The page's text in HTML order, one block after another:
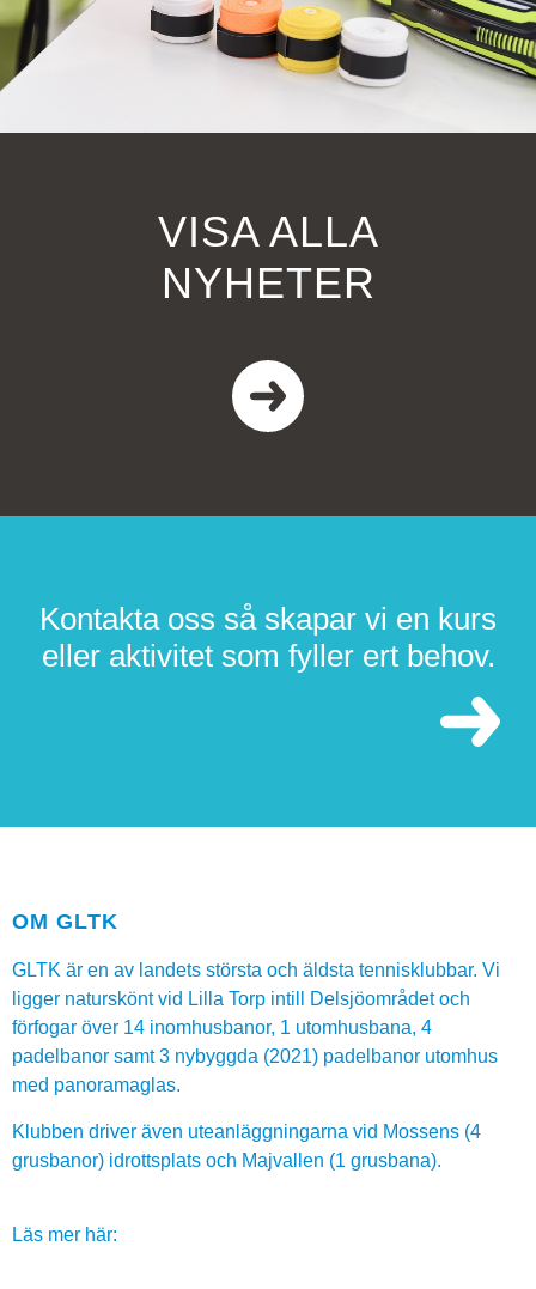
VISA ALLA
NYHETER
Kontakta oss så skapar vi en kurs
eller aktivitet som fyller ert behov.
OM GLTK
GLTK är en av landets största och äldsta tennisklubbar. Vi
ligger naturskönt vid Lilla Torp intill Delsjöområdet och
förfogar över 14 inomhusbanor, 1 utomhusbana, 4
padelbanor samt 3 nybyggda (2021) padelbanor utomhus
med panoramaglas.
Klubben driver även uteanläggningarna vid Mossens (4
grusbanor) idrottsplats och Majvallen (1 grusbana).
Läs mer här: